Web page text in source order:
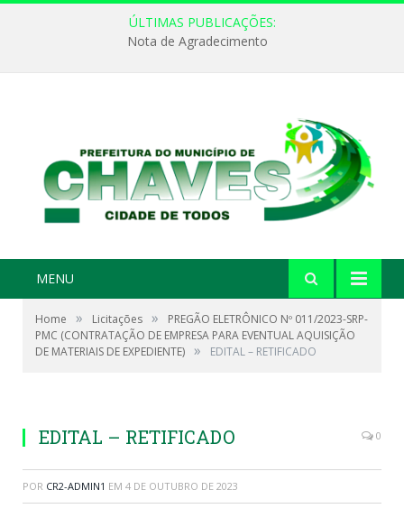
ÚLTIMAS PUBLICAÇÕES:
Nota de Agradecimento
MENU
Home » Licitações »
PREGÃO ELETRÔNICO Nº 011/2023-SRP-
PMC (CONTRATAÇÃO DE EMPRESA PARA EVENTUAL AQUISIÇÃO
DE MATERIAIS DE EXPEDIENTE) » EDITAL – RETIFICADO
EDITAL – RETIFICADO 0
POR CR2-ADMIN1 EM 4 DE OUTUBRO DE 2023